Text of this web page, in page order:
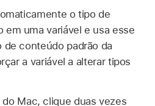
o tipo de
em uma variável e usa esse
conteúdo padrão da
a variável a alterar tipos
do Mac, clique duas vezes